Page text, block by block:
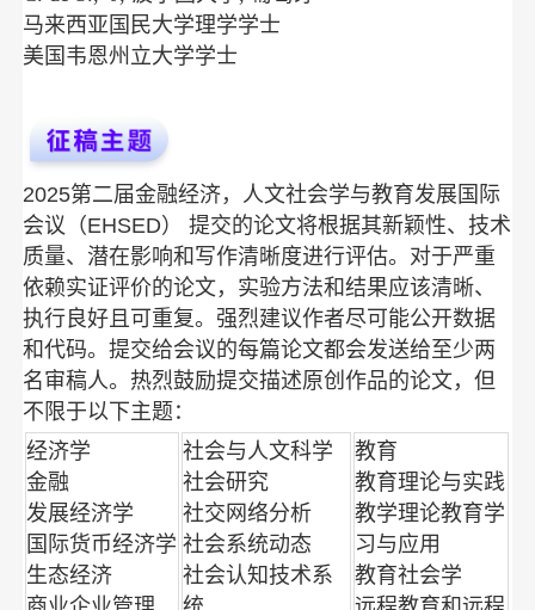
马来西亚国民大学理学学士
美国韦恩州立大学学士
2025第二届金融经济，人文社会学与教育发展国际
会议（EHSED）提交的论文将根据其新颖性、技术
质量、潜在影响和写作清晰度进行评估。对于严重
依赖实证评价的论文，实验方法和结果应该清晰、
执行良好且可重复。强烈建议作者尽可能公开数据
和代码。提交给会议的每篇论文都会发送给至少两
名审稿人。热烈鼓励提交描述原创作品的论文，但
不限于以下主题：
经济学
金融
发展经济学
国际货币经济学
生态经济
社会与人文科学
社会研究
社交网络分析
社会系统动态
社会认知技术系
教育
教育理论与实践
教学理论教育学
习与应用
教育社会学